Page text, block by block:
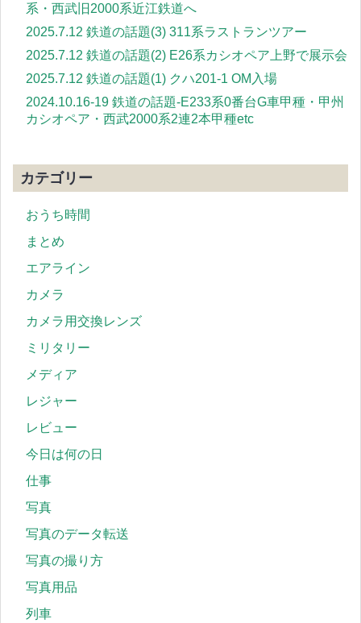
系・西武旧2000系近江鉄道へ
2025.7.12 鉄道の話題(3) 311系ラストランツアー
2025.7.12 鉄道の話題(2) E26系カシオペア上野で展示会
2025.7.12 鉄道の話題(1) クハ201-1 OM入場
2024.10.16-19 鉄道の話題-E233系0番台G車甲種・甲州
カシオペア・西武2000系2連2本甲種etc
カテゴリー
おうち時間
まとめ
エアライン
カメラ
カメラ用交換レンズ
ミリタリー
メディア
レジャー
レビュー
今日は何の日
仕事
写真
写真のデータ転送
写真の撮り方
写真用品
列車